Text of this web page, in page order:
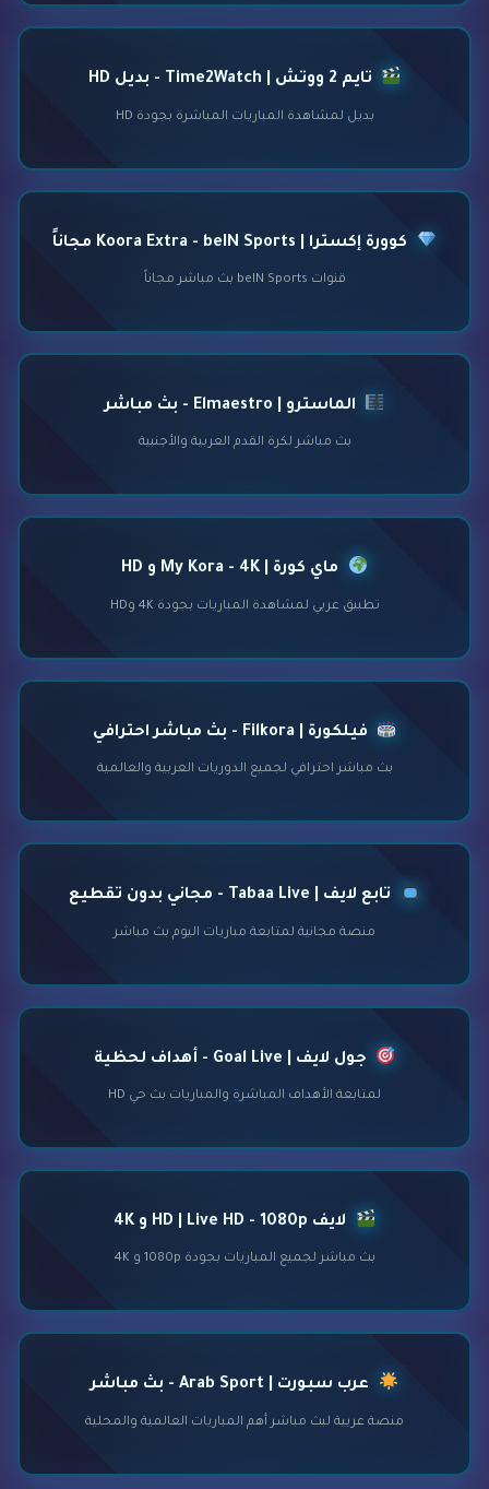
تايم 2 ووتش | Time2Watch - بديل HD
بديل لمشاهدة المباريات المباشرة بجودة HD
كوورة إكسترا | Koora Extra - beIN Sports مجاناً
قنوات beIN Sports بث مباشر مجاناً
الماسترو | Elmaestro - بث مباشر
بث مباشر لكرة القدم العربية والأجنبية
ماي كورة | My Kora - 4K و HD
تطبيق عربي لمشاهدة المباريات بجودة 4K وHD
فيلكورة | Filkora - بث مباشر احترافي
بث مباشر احترافي لجميع الدوريات العربية والعالمية
تابع لايف | Tabaa Live - مجاني بدون تقطيع
منصة مجانية لمتابعة مباريات اليوم بث مباشر
جول لايف | Goal Live - أهداف لحظية
لمتابعة الأهداف المباشرة والمباريات بث حي HD
لايف HD | Live HD - 1080p و 4K
بث مباشر لجميع المباريات بجودة 1080p و 4K
عرب سبورت | Arab Sport - بث مباشر
منصة عربية لبث مباشر أهم المباريات العالمية والمحلية